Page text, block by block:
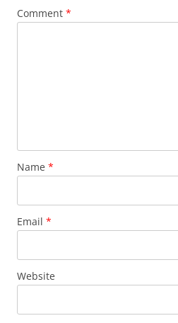
Comment *
Name *
Email *
Website